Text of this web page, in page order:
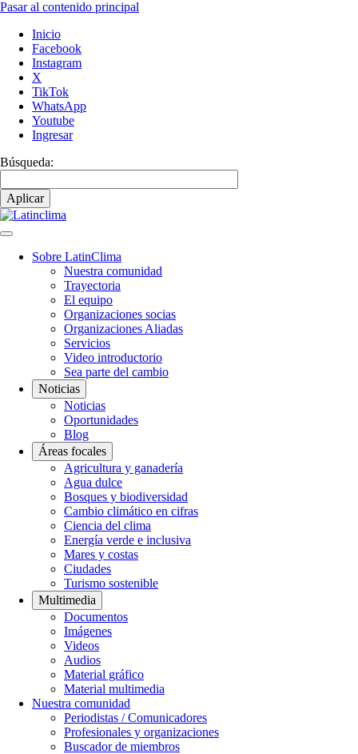
Pasar al contenido principal
Inicio
Facebook
Instagram
X
TikTok
WhatsApp
Youtube
Ingresar
Búsqueda:
Navegación
Sobre LatinClima
Nuestra comunidad
Trayectoria
El equipo
Organizaciones socias
Organizaciones Aliadas
Servicios
Video introductorio
Sea parte del cambio
Noticias
Noticias
Oportunidades
Blog
Áreas focales
Agricultura y ganadería
Agua dulce
Bosques y biodiversidad
Cambio climático en cifras
Ciencia del clima
Energía verde e inclusiva
Mares y costas
Ciudades
Turismo sostenible
Multimedia
Documentos
Imágenes
Videos
Audios
Material gráfico
Material multimedia
Nuestra comunidad
Periodistas / Comunicadores
Profesionales y organizaciones
Buscador de miembros